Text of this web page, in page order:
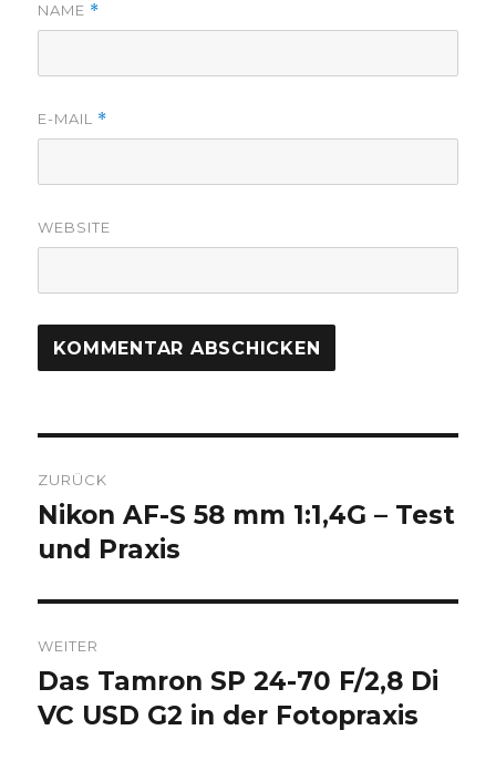
NAME *
E-MAIL *
WEBSITE
Navigation
ZURÜCK
Vorheriger
Beitrag:
Nikon AF-S 58 mm 1:1,4G – Test
und Praxis
WEITER
Nächster
Beitrag:
Das Tamron SP 24-70 F/2,8 Di
VC USD G2 in der Fotopraxis